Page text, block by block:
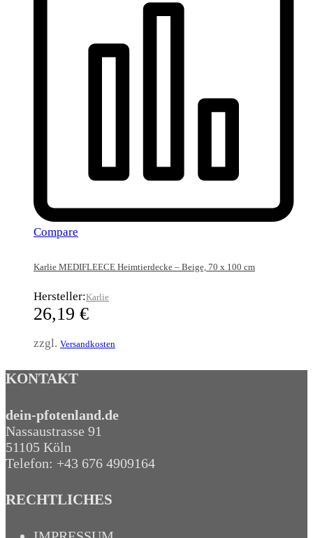
Compare
Karlie MEDIFLEECE Heimtierdecke – Beige, 70 x 100 cm
Hersteller:Karlie
26,19 €
zzgl. Versandkosten
KONTAKT
dein-pfotenland.de
Nassaustrasse 91
51105 Köln
Telefon: +43 676 4909164‬
RECHTLICHES